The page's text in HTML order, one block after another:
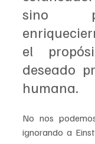
sino
el
deseado
humana.
No nos
ignorando a